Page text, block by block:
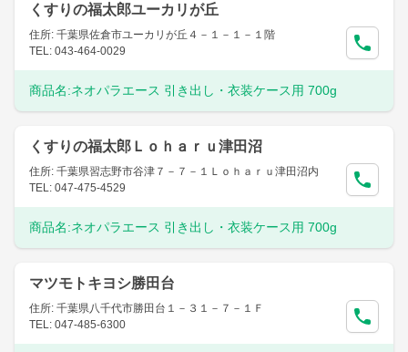
くすりの福太郎ユーカリが丘
住所: 千葉県佐倉市ユーカリが丘４－１－１－１階
TEL: 043-464-0029
商品名:ネオパラエース 引き出し・衣装ケース用 700g
くすりの福太郎Ｌｏｈａｒｕ津田沼
住所: 千葉県習志野市谷津７－７－１Ｌｏｈａｒｕ津田沼内
TEL: 047-475-4529
商品名:ネオパラエース 引き出し・衣装ケース用 700g
マツモトキヨシ勝田台
住所: 千葉県八千代市勝田台１－３１－７－１Ｆ
TEL: 047-485-6300